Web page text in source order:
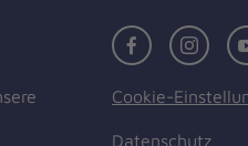
Facebook
Cookie-
Datenschutz